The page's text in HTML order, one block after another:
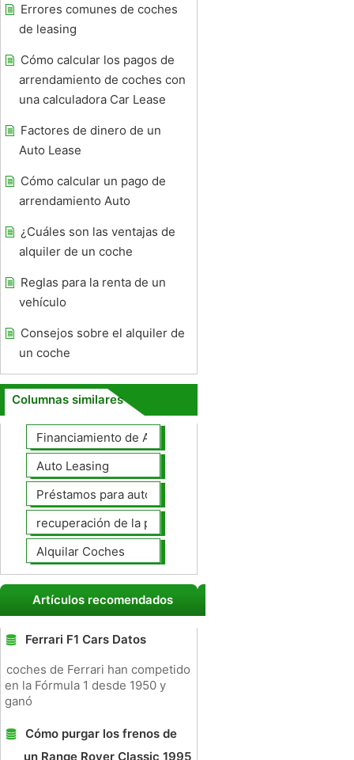
Errores comunes de coches
de leasing
Cómo calcular los pagos de
arrendamiento de coches con
una calculadora Car Lease
Factores de dinero de un
Auto Lease
Cómo calcular un pago de
arrendamiento Auto
¿Cuáles son las ventajas de
alquiler de un coche
Reglas para la renta de un
vehículo
Consejos sobre el alquiler de
un coche
Columnas similares
Financiamiento de Autos
Auto Leasing
Préstamos para autos
recuperación de la posesión de coches
Alquilar Coches
Artículos recomendados
Ferrari F1 Cars Datos
coches de Ferrari han competido
en la Fórmula 1 desde 1950 y
ganó
Cómo purgar los frenos de
un Range Rover Classic 1995